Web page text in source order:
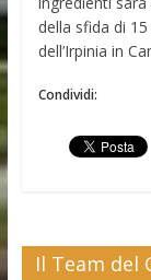
della sfida di
dell’Irpinia in
Condividi:
Il Team del